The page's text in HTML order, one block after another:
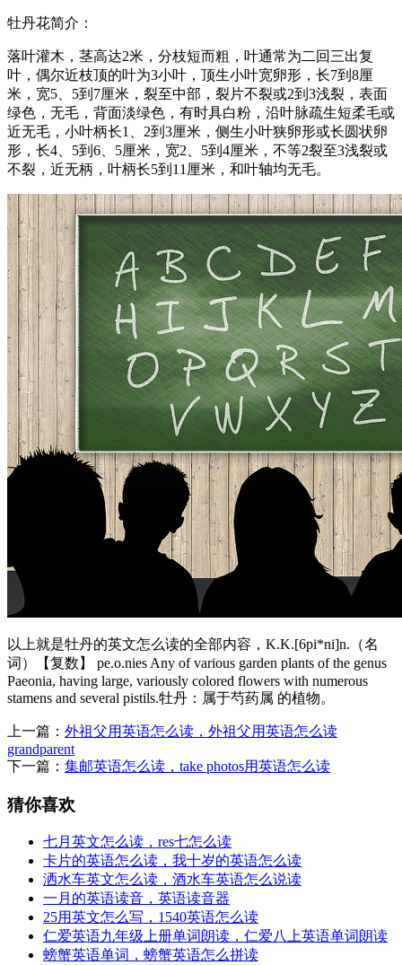
牡丹花简介：
落叶灌木，茎高达2米，分枝短而粗，叶通常为二回三出复
叶，偶尔近枝顶的叶为3小叶，顶生小叶宽卵形，长7到8厘
米，宽5、5到7厘米，裂至中部，裂片不裂或2到3浅裂，表面
绿色，无毛，背面淡绿色，有时具白粉，沿叶脉疏生短柔毛或
近无毛，小叶柄长1、2到3厘米，侧生小叶狭卵形或长圆状卵
形，长4、5到6、5厘米，宽2、5到4厘米，不等2裂至3浅裂或
不裂，近无柄，叶柄长5到11厘米，和叶轴均无毛。
以上就是牡丹的英文怎么读的全部内容，K.K.[6pi*ni]n.（名
词）【复数】 pe.o.nies Any of various garden plants of the genus
Paeonia, having large, variously colored flowers with numerous
stamens and several pistils.牡丹：属于芍药属 的植物。
上一篇： 外祖父用英语怎么读，外祖父用英语怎么读
grandparent
下一篇： 集邮英语怎么读，take photos用英语怎么读
猜你喜欢
七月英文怎么读，res七怎么读
卡片的英语怎么读，我十岁的英语怎么读
洒水车英文怎么读，酒水车英语怎么说读
一月的英语读音，英语读音器
25用英文怎么写，1540英语怎么读
仁爱英语九年级上册单词朗读，仁爱八上英语单词朗读
螃蟹英语单词，螃蟹英语怎么拼读